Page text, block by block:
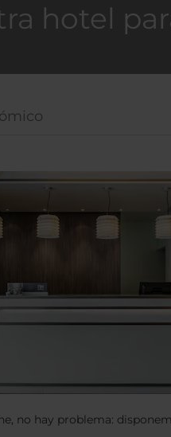
hotel
no hay problema: